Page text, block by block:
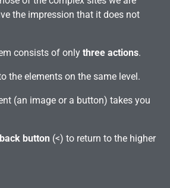
the impression that it does not
consists of only three actions.
the elements on the same level.
(an image or a button) takes you
button (<) to return to the higher